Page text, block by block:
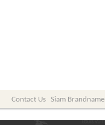
Contact Us Siam Brandname